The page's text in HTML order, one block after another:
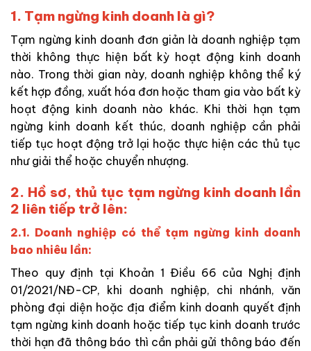
1. Tạm ngừng kinh doanh là gì?
Tạm ngừng kinh doanh đơn giản là doanh nghiệp tạm
thời không thực hiện bất kỳ hoạt động kinh doanh
nào. Trong thời gian này, doanh nghiệp không thể ký
kết hợp đồng, xuất hóa đơn hoặc tham gia vào bất kỳ
hoạt động kinh doanh nào khác. Khi thời hạn tạm
ngừng kinh doanh kết thúc, doanh nghiệp cần phải
tiếp tục hoạt động trở lại hoặc thực hiện các thủ tục
như giải thể hoặc chuyển nhượng.
2. Hồ sơ, thủ tục tạm ngừng kinh doanh lần
2 liên tiếp trở lên:
2.1. Doanh nghiệp có thể tạm ngừng kinh doanh
bao nhiêu lần:
Theo quy định tại Khoản 1 Điều 66 của Nghị định
01/2021/NĐ-CP, khi doanh nghiệp, chi nhánh, văn
phòng đại diện hoặc địa điểm kinh doanh quyết định
tạm ngừng kinh doanh hoặc tiếp tục kinh doanh trước
thời hạn đã thông báo thì cần phải gửi thông báo đến